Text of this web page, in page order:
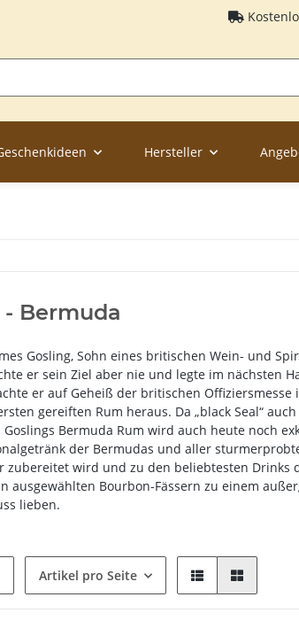
Hersteller
- Bermuda
Gosling, Sohn eines britischen Wein- und
er sein Ziel aber nie und legte im nächsten
er auf Geheiß der britischen
gereiften Rum heraus. Da „black Seal“
Goslings Bermuda Rum wird auch heute noch
der Bermudas und aller
zubereitet wird und zu den beliebtesten Drinks
ausgewählten Bourbon-Fässern zu einem
lieben.
Artikel pro Seite